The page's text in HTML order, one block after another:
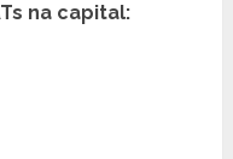
na capital: